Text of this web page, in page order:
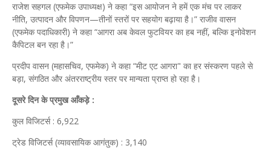
राजेश सहगल (एफमेक उपाध्यक्ष) ने कहा “इस आयोजन ने हमें एक मंच पर लाकर
नीति, उत्पादन और विपणन—तीनों स्तरों पर सहयोग बढ़ाया है।” राजीव वासन
(एफमेक पदाधिकारी) ने कहा “आगरा अब केवल फुटवियर का हब नहीं, बल्कि इनोवेशन
कैपिटल बन रहा है।”
प्रदीप वासन (महासचिव, एफमेक) ने कहा “मीट एट आगरा" का हर संस्करण पहले से
बड़ा, संगठित और अंतरराष्ट्रीय स्तर पर मान्यता प्राप्त हो रहा है।
दूसरे दिन के प्रमुख आँकड़े :
कुल विजिटर्स : 6,922
ट्रेड विजिटर्स (व्यावसायिक आगंतुक) : 3,140